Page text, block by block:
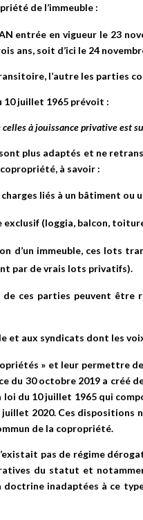
de l’immeuble :
entrée en vigueur le 23
ans, soit d’ici le 24
l’autre les parties
10 juillet 1965 prévoit :
celles à jouissance privative
plus adaptés et ne
à savoir :
liés à un bâtiment ou
(loggia, balcon,
d’un immeuble, ces lots
par de vrais lots privatifs).
ces parties peuvent être
et aux syndicats dont les
» et leur permettre
du 30 octobre 2019 a
du 10 juillet 1965 qui
2020. Ces
de la copropriété.
pas de régime
du statut et
inadaptées à ce